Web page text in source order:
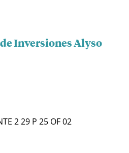
Inversiones Alyso
2 29 P 25 OF 02